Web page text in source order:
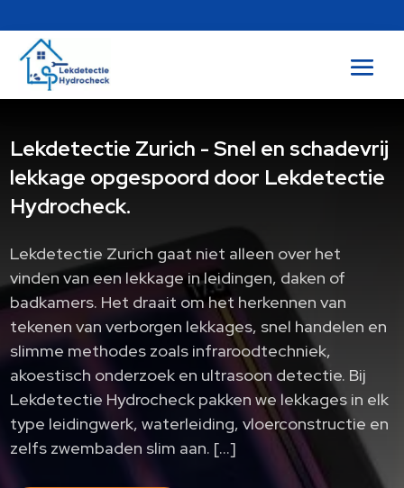
Lekdetectie Zurich - Snel en schadevrij
lekkage opgespoord door Lekdetectie
Hydrocheck.
Lekdetectie Zurich gaat niet alleen over het
vinden van een lekkage in leidingen, daken of
badkamers.​ Het draait om het herkennen van
tekenen van verborgen lekkages, snel handelen en
slimme methodes zoals infraroodtechniek,
akoestisch onderzoek en ultrasoon detectie.​ Bij
Lekdetectie Hydrocheck pakken we lekkages in elk
type leidingwerk, waterleiding, vloerconstructie en
zelfs zwembaden slim aan.​ […]